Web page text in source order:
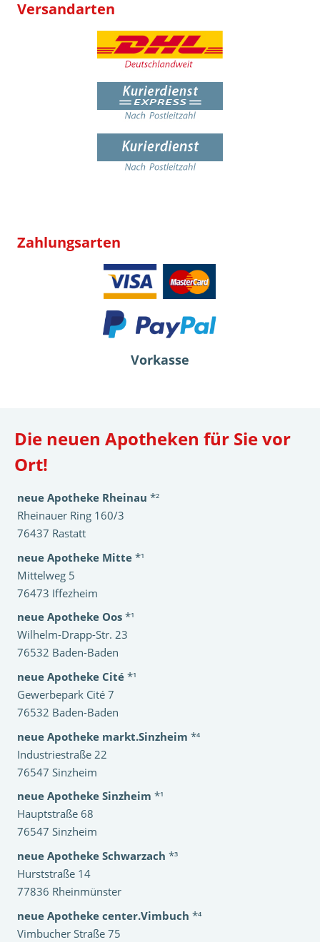
Versandarten
Zahlungsarten
Vorkasse
Die neuen Apotheken für Sie vor
Ort!
neue Apotheke Rheinau *²
Rheinauer Ring 160/3
76437 Rastatt
neue Apotheke Mitte *¹
Mittelweg 5
76473 Iffezheim
neue Apotheke Oos *¹
Wilhelm-Drapp-Str. 23
76532 Baden-Baden
neue Apotheke Cité *¹
Gewerbepark Cité 7
76532 Baden-Baden
neue Apotheke markt.Sinzheim *⁴
Industriestraße 22
76547 Sinzheim
neue Apotheke Sinzheim *¹
Hauptstraße 68
76547 Sinzheim
neue Apotheke Schwarzach *³
Hurststraße 14
77836 Rheinmünster
neue Apotheke center.Vimbuch *⁴
Vimbucher Straße 75